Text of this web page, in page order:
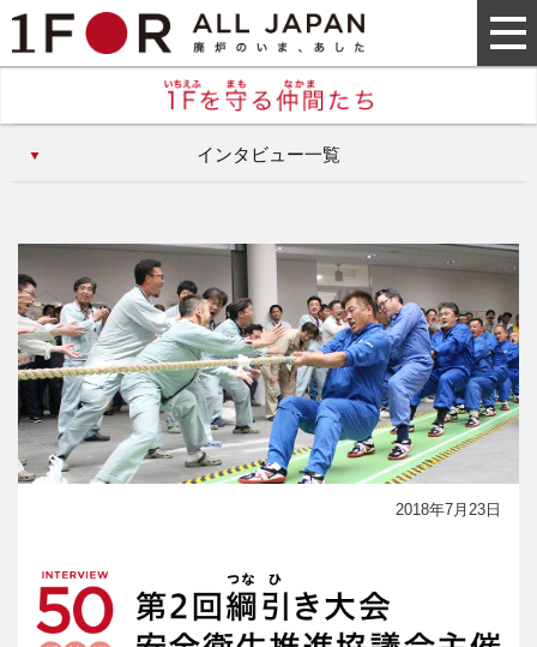
インタビュー一覧
2018年7月23日